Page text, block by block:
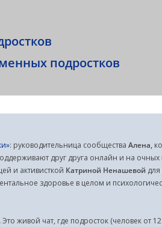
подростков
: руководительница сообщества Алена,
друг друга онлайн и на очных
и активисткой Катриной Ненашевой
здоровье в целом и
Это живой чат, где подросток (человек от